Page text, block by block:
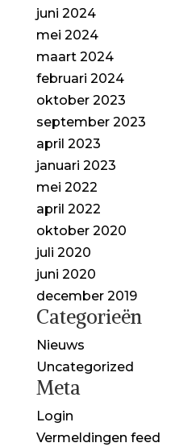
juni 2024
mei 2024
maart 2024
februari 2024
oktober 2023
september 2023
april 2023
januari 2023
mei 2022
april 2022
oktober 2020
juli 2020
juni 2020
december 2019
Categorieën
Nieuws
Uncategorized
Meta
Login
Vermeldingen feed